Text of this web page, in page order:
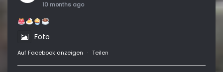
10 months ago
Foto
Auf Facebook anzeigen · Teilen